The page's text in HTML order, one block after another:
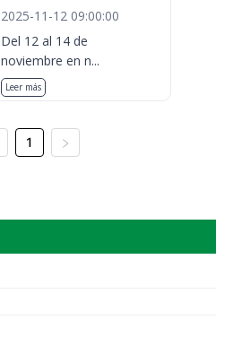
2025-11-12 09:00:00
Del 12 al 14 de
noviembre en n...
Leer más
1